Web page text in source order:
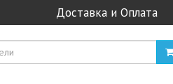
Доставка и Оплата